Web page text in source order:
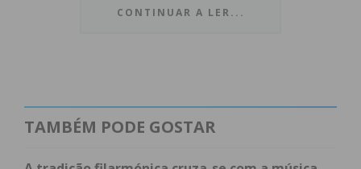
Concurso de Montras, de 1 de dezembro até 23 de
Chocolate, que decorre de 19 a 23 de dezembro, no
Jardim Municipal de Paços de Ferreira e a Feira dos
CONTINUAR A LER...
TAMBÉM PODE GOSTAR